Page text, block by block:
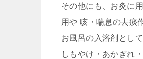
その他にも、お灸に
用や 咳・喘息の去痰
お風呂の入浴剤とし
しもやけ・あかぎれ